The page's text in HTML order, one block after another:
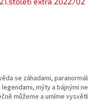
se záhadami,
mýty a bájnými
můžeme a umíme